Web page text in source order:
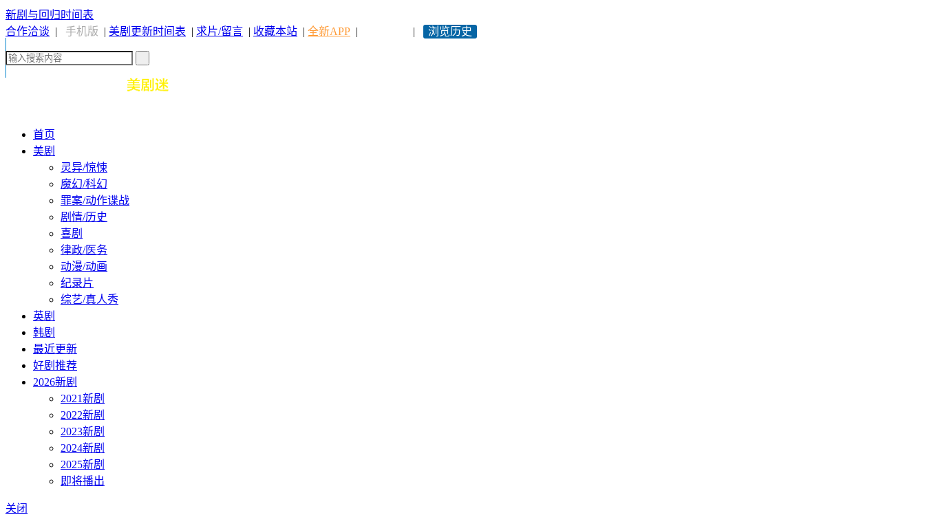
新剧与回归时间表
合作洽谈 | 手机版 | 美剧更新时间表 | 求片/留言 | 收藏本站 | 全新APP | | 浏览历史
首页
美剧
灵异/惊悚
魔幻/科幻
罪案/动作谍战
剧情/历史
喜剧
律政/医务
动漫/动画
纪录片
综艺/真人秀
英剧
韩剧
最近更新
好剧推荐
2026新剧
2021新剧
2022新剧
2023新剧
2024新剧
2025新剧
即将播出
关闭